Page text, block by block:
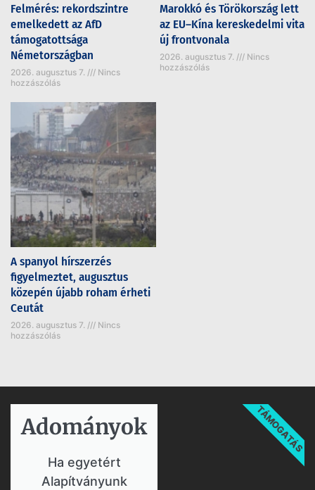
Felmérés: rekordszintre
emelkedett az AfD
támogatottsága
Németországban
2026. augusztus 7.
Nincs
hozzászólás
Marokkó és Törökország lett
az EU–Kína kereskedelmi vita
új frontvonala
2026. augusztus 7.
Nincs
hozzászólás
A spanyol hírszerzés
figyelmeztet, augusztus
közepén újabb roham érheti
Ceutát
2026. augusztus 7.
Nincs
hozzászólás
Adományok​
Ha egyetért
Alapítványunk
TÁMOGATÁS